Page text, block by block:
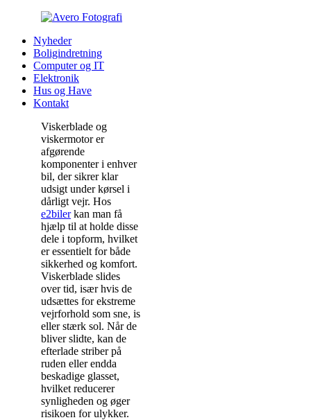
Nyheder
Boligindretning
Computer og IT
Elektronik
Hus og Have
Kontakt
Viskerblade og
viskermotor er
afgørende
komponenter i enhver
bil, der sikrer klar
udsigt under kørsel i
dårligt vejr. Hos
e2bilerkan man få
hjælp til at holde disse
dele i topform, hvilket
er essentielt for både
sikkerhed og komfort.
Viskerblade slides
over tid, især hvis de
udsættes for ekstreme
vejrforhold som sne, is
eller stærk sol. Når de
bliver slidte, kan de
efterlade striber på
ruden eller endda
beskadige glasset,
hvilket reducerer
synligheden og øger
risikoen for ulykker.